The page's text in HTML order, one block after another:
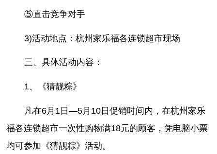
⑤直击竞争对手
3)活动地点：杭州家乐福各连锁超市现场
三、具体活动内容：
1、《猜靓粽》
凡在6月1日—5月10日促销时间内，在杭州家乐
福各连锁超市一次性购物满18元的顾客，凭电脑小票
均可参加《猜靓粽》活动。